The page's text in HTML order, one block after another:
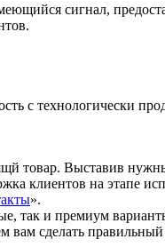
сигнал,
с технологически
товар. Выставив
клиентов на этапе
».
так и премиум
вам сделать